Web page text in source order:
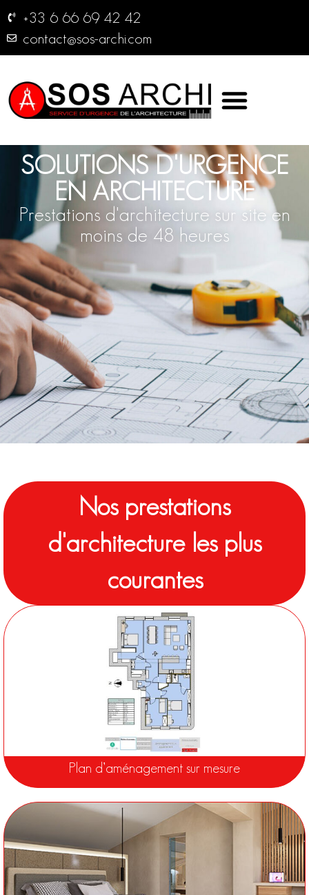
+33 6 66 69 42 42
contact@sos-archi.com
SOLUTIONS D'URGENCE
EN ARCHITECTURE
Prestations d'architecture sur site en
moins de 48 heures
Nos prestations
d'architecture les plus
courantes
Plan d’aménagement sur mesure